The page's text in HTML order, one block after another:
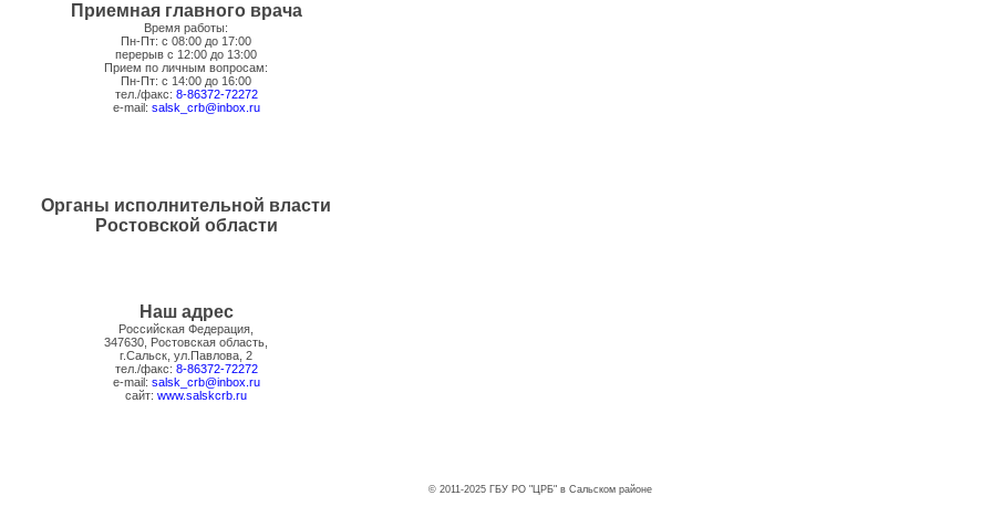
Приемная главного врача
Время работы:
Пн-Пт: с 08:00 до 17:00
перерыв с 12:00 до 13:00
Прием по личным вопросам:
Пн-Пт: с 14:00 до 16:00
тел./факс: 8-86372-72272
e-mail: salsk_crb@inbox.ru
Органы исполнительной власти
Ростовской области
Наш адрес
Российская Федерация,
347630, Ростовская область,
г.Сальск, ул.Павлова, 2
тел./факс: 8-86372-72272
e-mail: salsk_crb@inbox.ru
сайт: www.salskcrb.ru
© 2011-2025 ГБУ РО "ЦРБ" в Сальском районе